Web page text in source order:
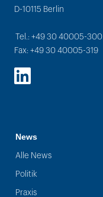
D-10115 Berlin
Tel.: +49 30 40005-300
Fax: +49 30 40005-319
LinkedIn
News
Alle News
Politik
Praxis